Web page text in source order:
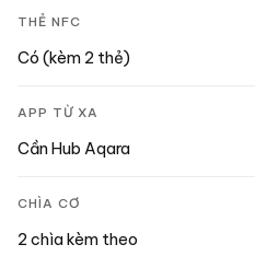
THẺ NFC
Có (kèm 2 thẻ)
APP TỪ XA
Cần Hub Aqara
CHÌA CƠ
2 chìa kèm theo